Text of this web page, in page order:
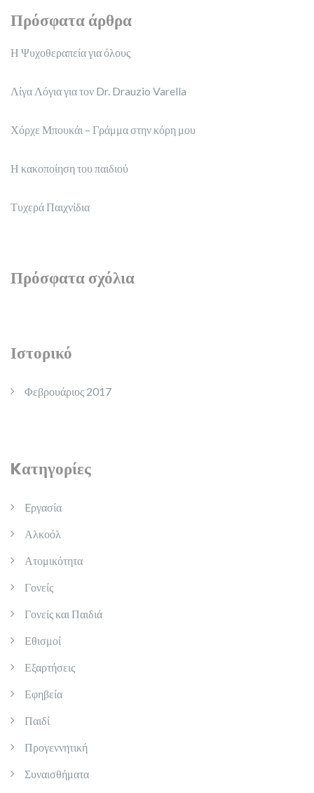
Πρόσφατα άρθρα
Η Ψυχοθεραπεία για όλους
Λίγα Λόγια για τον Dr. Drauzio Varella
Χόρχε Μπουκάι – Γράμμα στην κόρη μου
Η κακοποίηση του παιδιού
Τυχερά Παιχνίδια
Πρόσφατα σχόλια
Ιστορικό
Φεβρουάριος 2017
Kατηγορίες
Eργασία
Αλκοόλ
Ατομικότητα
Γονείς
Γονείς και Παιδιά
Εθισμοί
Εξαρτήσεις
Εφηβεία
Παιδί
Προγεννητική
Συναισθήματα